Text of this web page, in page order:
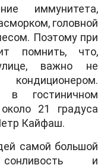
иммунитета,
головной
Поэтому при
помнить, что,
важно не
в гостиничном
21 градуса
Кайфаш.
самой большой
и